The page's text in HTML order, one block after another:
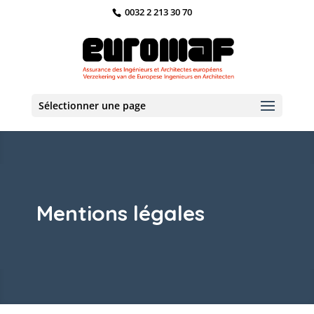
0032 2 213 30 70
Sélectionner une page
Mentions légales